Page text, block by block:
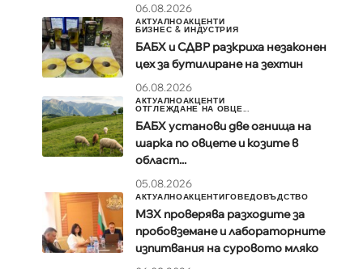
06.08.2026
АКТУАЛНОАКЦЕНТИ
БИЗНЕС & ИНДУСТРИЯ
БАБХ и СДВР разкриха незаконен
цех за бутилиране на зехтин
06.08.2026
АКТУАЛНОАКЦЕНТИ
ОТГЛЕЖДАНЕ НА ОВЦЕ...
БАБХ установи две огнища на
шарка по овцете и козите в
област...
05.08.2026
АКТУАЛНОАКЦЕНТИГОВЕДОВЪДСТВО
МЗХ проверява разходите за
пробовземане и лабораторните
изпитвания на суровото мляко